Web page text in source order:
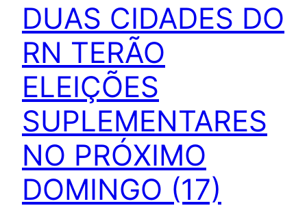
DUAS CIDADES DO
RN TERÃO
ELEIÇÕES
SUPLEMENTARES
NO PRÓXIMO
DOMINGO (17)